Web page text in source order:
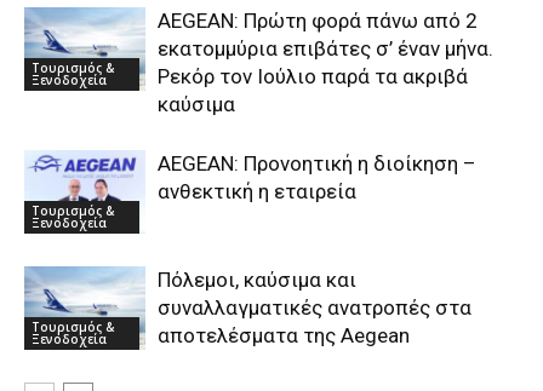
Τουρισμός &
Ξενοδοχεία
AEGEAN: Πρώτη φορά πάνω από 2
εκατομμύρια επιβάτες σ’ έναν μήνα.
Ρεκόρ τον Ιούλιο παρά τα ακριβά
καύσιμα
Τουρισμός &
Ξενοδοχεία
AEGEAN: Προνοητική η διοίκηση –
ανθεκτική η εταιρεία
Τουρισμός &
Ξενοδοχεία
Πόλεμοι, καύσιμα και
συναλλαγματικές ανατροπές στα
αποτελέσματα της Aegean